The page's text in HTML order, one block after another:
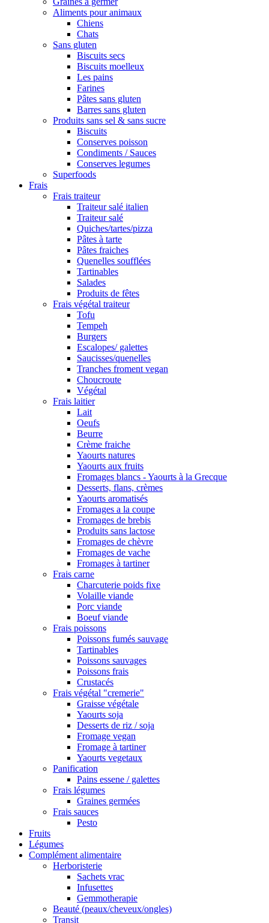
Aliments pour animaux
Chiens
Chats
Sans gluten
Biscuits secs
Biscuits moelleux
Les pains
Farines
Pâtes sans gluten
Barres sans gluten
Produits sans sel & sans sucre
Biscuits
Conserves poisson
Condiments / Sauces
Conserves legumes
Superfoods
Frais
Frais traiteur
Traiteur salé italien
Traiteur salé
Quiches/tartes/pizza
Pâtes à tarte
Pâtes fraiches
Quenelles soufflées
Tartinables
Salades
Produits de fêtes
Frais végétal traiteur
Tofu
Tempeh
Burgers
Escalopes/ galettes
Saucisses/quenelles
Tranches froment vegan
Choucroute
Végétal
Frais laitier
Lait
Oeufs
Beurre
Crème fraiche
Yaourts natures
Yaourts aux fruits
Fromages blancs - Yaourts à la Grecque
Desserts, flans, crèmes
Yaourts aromatisés
Fromages a la coupe
Fromages de brebis
Produits sans lactose
Fromages de chèvre
Fromages de vache
Fromages à tartiner
Frais carne
Charcuterie poids fixe
Volaille viande
Porc viande
Boeuf viande
Frais poissons
Poissons fumés sauvage
Tartinables
Poissons sauvages
Poissons frais
Crustacés
Frais végétal "cremerie"
Graisse végétale
Yaourts soja
Desserts de riz / soja
Fromage vegan
Fromage à tartiner
Yaourts vegetaux
Panification
Pains essene / galettes
Frais légumes
Graines germées
Frais sauces
Pesto
Fruits
Légumes
Complément alimentaire
Herboristerie
Sachets vrac
Infusettes
Gemmotherapie
Beauté (peaux/cheveux/ongles)
Transit